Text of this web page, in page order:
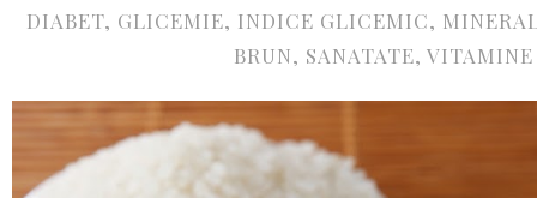
DIABET, GLICEMIE, INDICE GLICEMIC,
BRUN, SANATATE, VITAMINE